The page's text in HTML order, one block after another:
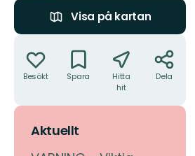
Visa på kartan
Besökt Spara
Hitta
hit
Dela
Aktuellt